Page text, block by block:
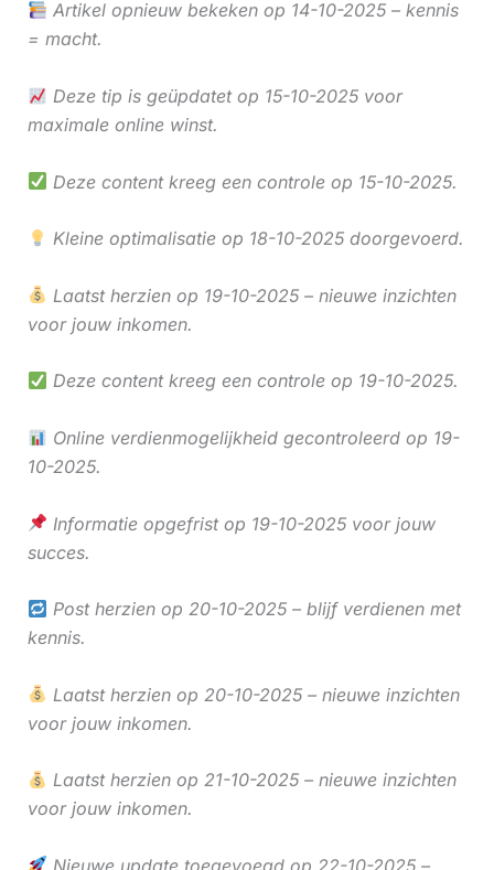
Artikel opnieuw bekeken op 14-10-2025 – kennis
= macht.
Deze tip is geüpdatet op 15-10-2025 voor
maximale online winst.
Deze content kreeg een controle op 15-10-2025.
Kleine optimalisatie op 18-10-2025 doorgevoerd.
Laatst herzien op 19-10-2025 – nieuwe inzichten
voor jouw inkomen.
Deze content kreeg een controle op 19-10-2025.
Online verdienmogelijkheid gecontroleerd op 19-
10-2025.
Informatie opgefrist op 19-10-2025 voor jouw
succes.
Post herzien op 20-10-2025 – blijf verdienen met
kennis.
Laatst herzien op 20-10-2025 – nieuwe inzichten
voor jouw inkomen.
Laatst herzien op 21-10-2025 – nieuwe inzichten
voor jouw inkomen.
Nieuwe update toegevoegd op 22-10-2025 –